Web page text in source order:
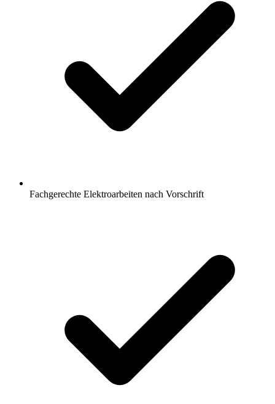
Fachgerechte Elektroarbeiten nach Vorschrift